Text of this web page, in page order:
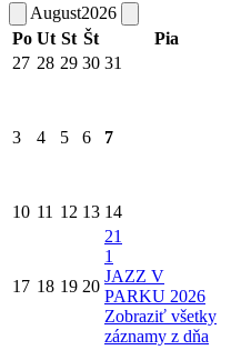
August2026
Po Ut St Št Pia
27 28 29 30 31
3 4 5 6 7
10 11 12 13 14
17 18 19 20
21
1
JAZZ V
PARKU 2026
Zobraziť všetky
záznamy z dňa